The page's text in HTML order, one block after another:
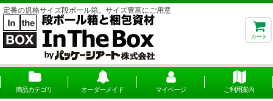
定番の規格サイズ段ボール箱。サイズ豊富にご用意
カート
商品カテゴリ オーダーメイド マイページ ご利用案内